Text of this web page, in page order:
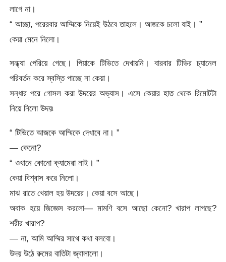
লাগে না।
“ আচ্ছা, পরেরবার আম্মিকে নিয়েই উঠবে তাহলে। আজকে চলো যাই। ”
কেয়া মেনে নিলো।
সন্ধ্যা পেরিয়ে গেছে। পিয়াকে টিভিতে দেখায়নি। বারবার টিভির চ্যানেল
পরিবর্তন করে স্বস্তি পাচ্ছে না কেয়া।
সন্ধার পরে গোসল করা উদয়ের অভ্যাস। এসে কেয়ার হাত থেকে রিমোটটা
নিয়ে নিলো উদয়৷
“ টিভিতে আজকে আম্মিকে দেখাবে না। ”
— কেনো?
“ ওখানে কোনো ক্যামেরা নাই। ”
কেয়া বিশ্বাস করে নিলো।
মাঝ রাতে খেয়াল হয় উদয়ের। কেয়া বসে আছে।
অবাক হয়ে জিজ্ঞেস করলো— মামণি বসে আছো কেনো? খারাপ লাগছে?
শরীর খারাপ?
— না, আমি আম্মির সাথে কথা বলবো।
উদয় উঠে রুমের বাতিটা জ্বালালো।